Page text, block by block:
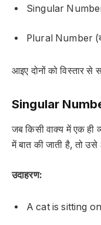
Singular
Plural Number
आइए दोनों को विस्तार से
Singular
जब किसी वाक्य में एक ही
में बात की जाती है, तो उसे
उदाहरण:
A cat is sitting